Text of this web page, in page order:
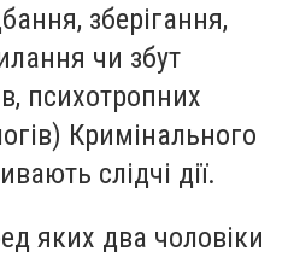
зберігання,
чи збут
психотропних
Кримінального
слідчі дії.
яких два чоловіки